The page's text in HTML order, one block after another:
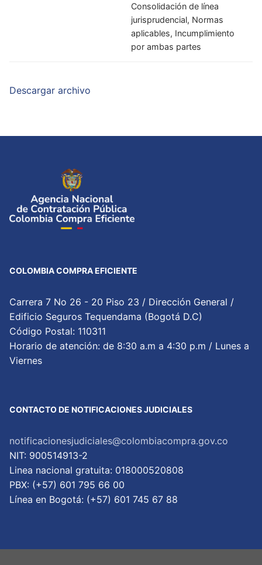
Consolidación de línea
jurisprudencial, Normas
aplicables, Incumplimiento
por ambas partes
Descargar archivo
COLOMBIA COMPRA EFICIENTE
Carrera 7 No 26 - 20 Piso 23 / Dirección General /
Edificio Seguros Tequendama (Bogotá D.C)
Código Postal: 110311
Horario de atención: de 8:30 a.m a 4:30 p.m / Lunes a
Viernes
CONTACTO DE NOTIFICACIONES JUDICIALES
notificacionesjudiciales@colombiacompra.gov.co
NIT: 900514913-2
Linea nacional gratuita: 018000520808
PBX: (+57) 601 795 66 00
Lí­nea en Bogotá: (+57) 601 745 67 88